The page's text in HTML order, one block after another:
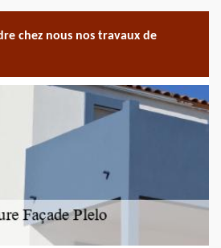
chez nous nos travaux de